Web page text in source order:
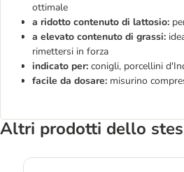
ottimale
a ridotto contenuto di lattosio:
a elevato contenuto di grassi:
rimettersi in forza
indicato per: conigli, porcellini
facile da dosare: misurino
Altri prodotti dello